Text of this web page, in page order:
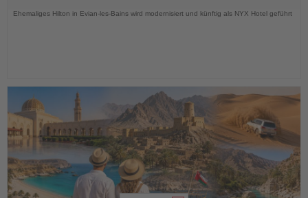
Ehemaliges Hilton in Evian-les-Bains wird modernisiert und künftig als NYX Hotel geführt